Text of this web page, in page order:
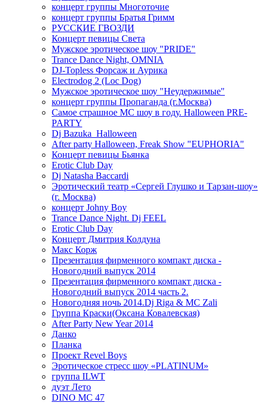
концерт группы Многоточие
концерт группы Братья Гримм
РУССКИЕ ГВОЗДИ
Концерт певицы Света
Мужское эротическое шоу "PRIDE"
Trance Dance Night, OMNIA
DJ-Topless Форсаж и Аурика
Electrodog 2 (Loc Dog)
Мужское эротическое шоу "Неудержимые"
концерт группы Пропаганда (г.Москва)
Самое страшное МС шоу в году. Halloween PRE-
PARTY
Dj Bazuka_Halloween
After party Halloween, Freak Show "EUPHORIA"
Концерт певицы Бьянка
Erotic Club Day
Dj Natasha Baccardi
Эротический театр «Сергей Глушко и Тарзан-шоу»
(г. Москва)
концерт Johny Boy
Trance Dance Night. Dj FEEL
Erotic Club Day
Концерт Дмитрия Колдуна
Макс Корж
Презентация фирменного компакт диска -
Новогодний выпуск 2014
Презентация фирменного компакт диска -
Новогодний выпуск 2014 часть 2.
Новогодняя ночь 2014.Dj Riga & MC Zali
Группа Краски(Оксана Ковалевская)
After Party New Year 2014
Данко
Планка
Проект Revel Boys
Эротическое стресс шоу «PLATINUM»
группа ILWT
дуэт Лето
DINO MC 47